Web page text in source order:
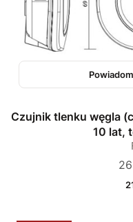
Czujnik tlenku węgla
10 lat,